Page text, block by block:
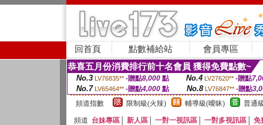
回首頁 點數補給站 會員專區
恭喜五月份消費排行前十名會員 獲得免費點數~
No.3 LV76835** -贈點8,000點 No.4 LV27620** -贈點
No.7 LV65464** -贈點4,000 點 No.8 LV76847** -贈點
頻道指數
限制級(火辣) 輔導級(曖昧) 普通
頻道 台妹專區 新人區 一對一視訊區 一對多視訊區 免